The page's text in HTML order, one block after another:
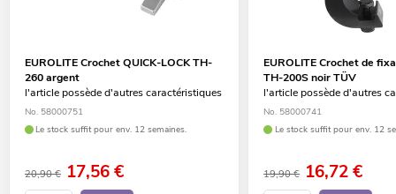
EUROLITE Crochet QUICK-LOCK TH-
260 argent
l'article possède d'autres caractéristiques
No. 58000751
Le stock suffit pour env. 12 semaines.
20,90 € 17,56€
EUROLITE Crochet de
TH-200S noir TÜV
l'article possède d'autres
No. 58000741
Le stock suffit pour env. 12
19,90 € 16,72€